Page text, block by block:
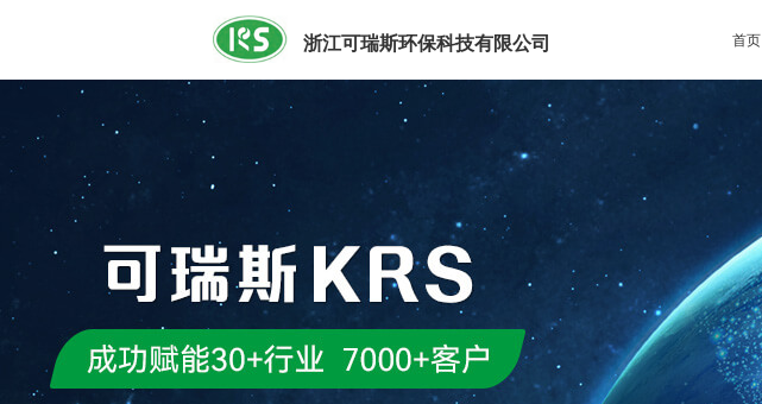
浙江可瑞斯环保科技有限公司 首页